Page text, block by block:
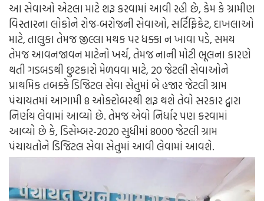
આ સેવાઓ એટલા માટે શરૂ કરવામાં આવી રહી છે, કેમ કે ગ્રામીણ
વિસ્તારના લોકોને રોજ-બરોજની સેવાઓ, સર્ટિફિકેટ, દાખલાઓ
માટે, તાલુકા તેમજ જીલ્લા મથક પર ધક્કા ન ખાવા પડે, સમય
તેમજ આવનજાવન માટેનો ખર્ચ, તેમજ નાની મોટી ભૂલના કારણે
થતી ગડબડથી છુટકારો મેળવવા માટે, 20 જેટલી સેવાઓને
પ્રાથમિક તબક્કે ડિજિટલ સેવા સેતુમાં બે હજાર જેટલી ગ્રામ
પંચાયતમાં આગામી 8 ઓક્ટોબરથી શરૂ થશે તેવો સરકાર દ્વારા
નિર્ણય લેવામાં આવ્યો છે. તેમજ એવો નિર્ધાર પણ કરવામાં
આવ્યો છે કે, ડિસેમ્બર-2020 સુધીમાં 8000 જેટલી ગ્રામ
પંચાયતોને ડિજિટલ સેવા સેતુમાં આવી લેવામાં આવશે.